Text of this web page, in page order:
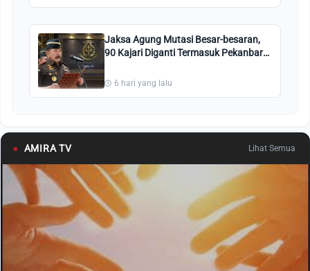
Jaksa Agung Mutasi Besar-besaran,
90 Kajari Diganti Termasuk Pekanbaru,
namanya
6 hari yang lalu
● AMIRA TV Lihat Semua